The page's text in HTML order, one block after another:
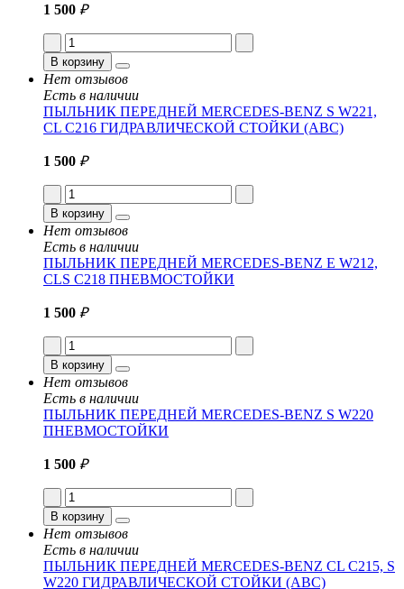
1 500 ₽
В корзину
Нет отзывов
Есть в наличии
ПЫЛЬНИК ПЕРЕДНЕЙ MERCEDES-BENZ S W221,
CL C216 ГИДРАВЛИЧЕСКОЙ СТОЙКИ (ABC)
1 500 ₽
В корзину
Нет отзывов
Есть в наличии
ПЫЛЬНИК ПЕРЕДНЕЙ MERCEDES-BENZ E W212,
CLS C218 ПНЕВМОСТОЙКИ
1 500 ₽
В корзину
Нет отзывов
Есть в наличии
ПЫЛЬНИК ПЕРЕДНЕЙ MERCEDES-BENZ S W220
ПНЕВМОСТОЙКИ
1 500 ₽
В корзину
Нет отзывов
Есть в наличии
ПЫЛЬНИК ПЕРЕДНЕЙ MERCEDES-BENZ CL C215, S
W220 ГИДРАВЛИЧЕСКОЙ СТОЙКИ (ABC)